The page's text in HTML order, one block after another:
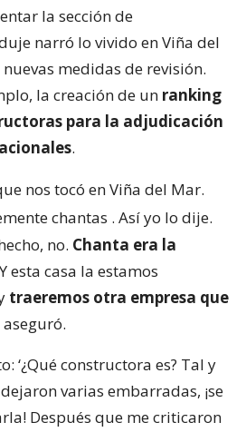
la sección de
narró lo vivido en Viña del
medidas de revisión.
la creación de un ranking
para la adjudicación
.
nos tocó en Viña del Mar.
chantas . Así yo lo dije.
no. Chanta era la
esta casa la estamos
traeremos otra empresa que
aseguró.
‘¿Qué constructora es? Tal y
varias embarradas, ¡se
Después que me criticaron